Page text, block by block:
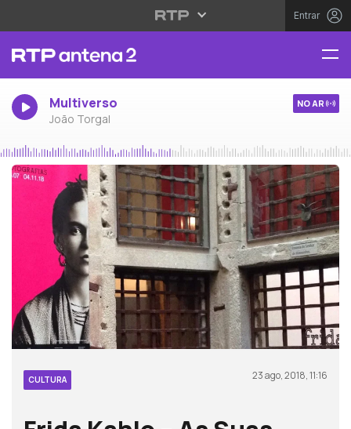
Entrar
Multiverso
João Torgal
NO AR
CULTURA 23 ago, 2018, 11:16